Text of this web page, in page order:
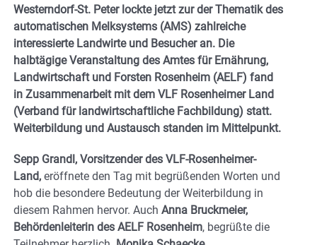
Westerndorf-St. Peter lockte jetzt zur der Thematik des
automatischen Melksystems (AMS) zahlreiche
interessierte Landwirte und Besucher an. Die
halbtägige Veranstaltung des Amtes für Ernährung,
Landwirtschaft und Forsten Rosenheim (AELF) fand
in Zusammenarbeit mit dem VLF Rosenheimer Land
(Verband für landwirtschaftliche Fachbildung) statt.
Weiterbildung und Austausch standen im Mittelpunkt.
Sepp Grandl, Vorsitzender des VLF-Rosenheimer-
Land, eröffnete den Tag mit begrüßenden Worten und
hob die besondere Bedeutung der Weiterbildung in
diesem Rahmen hervor. Auch Anna Bruckmeier,
Behördenleiterin des AELF Rosenheim, begrüßte die